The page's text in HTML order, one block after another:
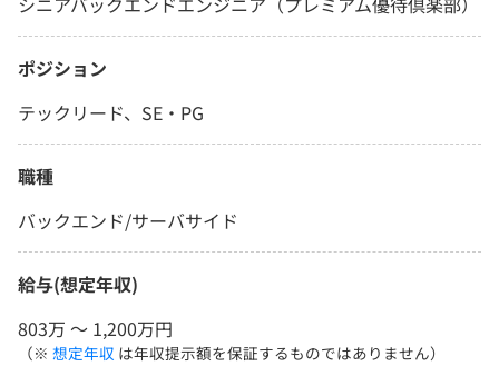
ポジション
テックリード、SE・PG
職種
バックエンド/サーバサイド
給与(想定年収)
803万 〜 1,200万円
（※ 想定年収 は年収提示額を保証するものではありません）